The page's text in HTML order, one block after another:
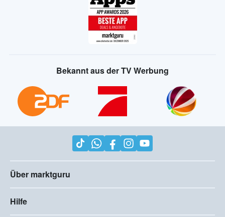
Bekannt aus der TV Werbung
Über marktguru
Hilfe